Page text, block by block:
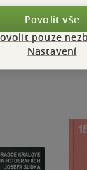
Povolit vše
pouze
Nastavení